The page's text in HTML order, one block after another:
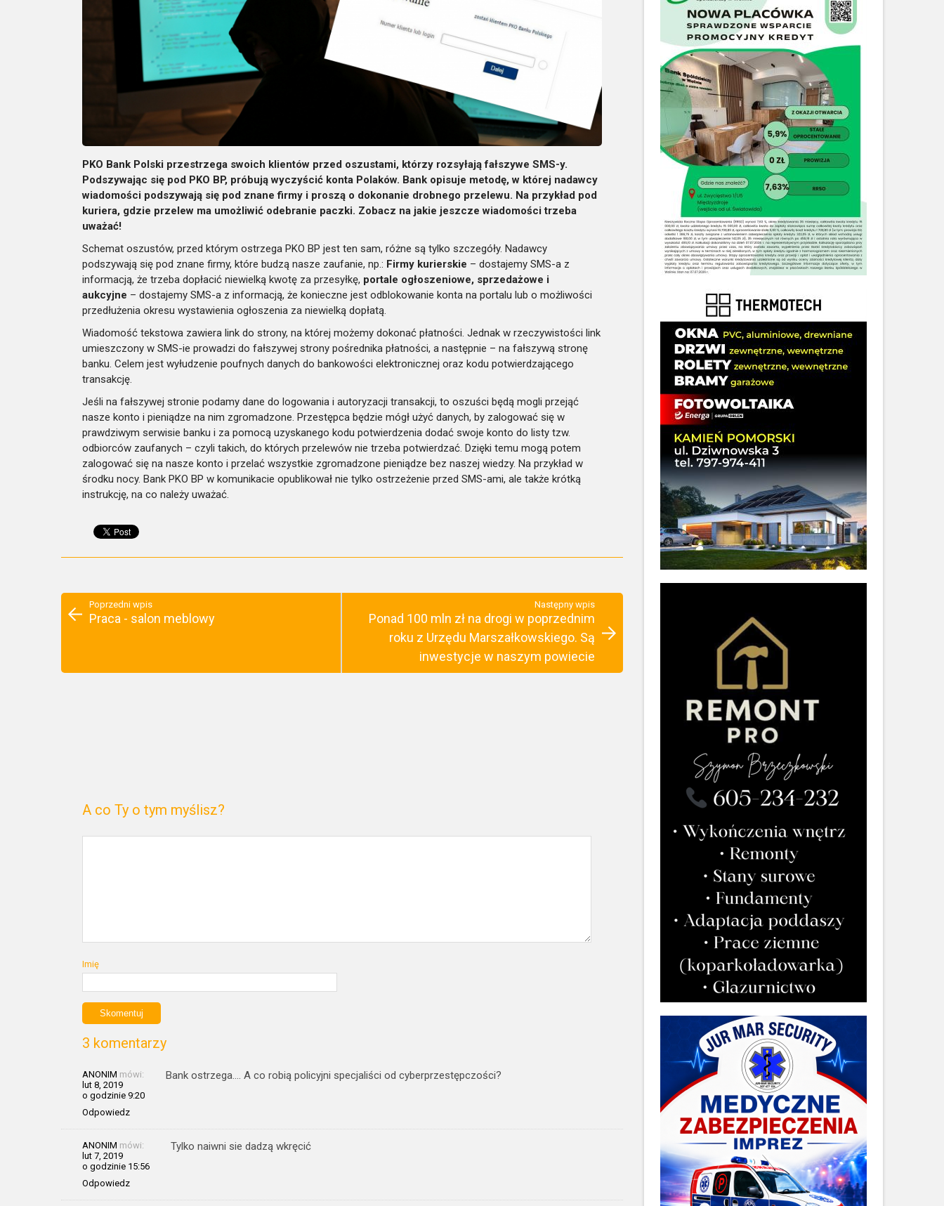
PKO Bank Polski przestrzega swoich klientów przed oszustami, którzy rozsyłają fałszywe SMS-y.
Podszywając się pod PKO BP, próbują wyczyścić konta Polaków. Bank opisuje metodę, w której nadawcy
wiadomości podszywają się pod znane firmy i proszą o dokonanie drobnego przelewu. Na przykład pod
kuriera, gdzie przelew ma umożliwić odebranie paczki. Zobacz na jakie jeszcze wiadomości trzeba
uważać!
Schemat oszustów, przed którym ostrzega PKO BP jest ten sam, różne są tylko szczegóły. Nadawcy
podszywają się pod znane firmy, które budzą nasze zaufanie, np.: Firmy kurierskie – dostajemy SMS-a z
informacją, że trzeba dopłacić niewielką kwotę za przesyłkę, portale ogłoszeniowe, sprzedażowe i
aukcyjne – dostajemy SMS-a z informacją, że konieczne jest odblokowanie konta na portalu lub o możliwości
przedłużenia okresu wystawienia ogłoszenia za niewielką dopłatą.
Wiadomość tekstowa zawiera link do strony, na której możemy dokonać płatności. Jednak w rzeczywistości link
umieszczony w SMS-ie prowadzi do fałszywej strony pośrednika płatności, a następnie – na fałszywą stronę
banku. Celem jest wyłudzenie poufnych danych do bankowości elektronicznej oraz kodu potwierdzającego
transakcję.
Jeśli na fałszywej stronie podamy dane do logowania i autoryzacji transakcji, to oszuści będą mogli przejąć
nasze konto i pieniądze na nim zgromadzone. Przestępca będzie mógł użyć danych, by zalogować się w
prawdziwym serwisie banku i za pomocą uzyskanego kodu potwierdzenia dodać swoje konto do listy tzw.
odbiorców zaufanych – czyli takich, do których przelewów nie trzeba potwierdzać. Dzięki temu mogą potem
zalogować się na nasze konto i przelać wszystkie zgromadzone pieniądze bez naszej wiedzy. Na przykład w
środku nocy. Bank PKO BP w komunikacie opublikował nie tylko ostrzeżenie przed SMS-ami, ale także krótką
instrukcję, na co należy uważać.
Poprzedni wpis
Praca - salon meblowy
Następny wpis
Ponad 100 mln zł na drogi w poprzednim
roku z Urzędu Marszałkowskiego. Są
inwestycje w naszym powiecie
A co Ty o tym myślisz?
Imię
3 komentarzy
ANONIM mówi:
lut 8, 2019
o godzinie 9:20
Odpowiedz
Bank ostrzega…. A co robią policyjni specjaliści od cyberprzestępczości?
ANONIM mówi:
lut 7, 2019
o godzinie 15:56
Odpowiedz
Tylko naiwni sie dadzą wkręcić